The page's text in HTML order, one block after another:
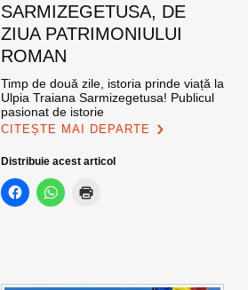
SARMIZEGETUSA, DE
ZIUA PATRIMONIULUI
ROMAN
Timp de două zile, istoria prinde viață la
Ulpia Traiana Sarmizegetusa! Publicul
pasionat de istorie
CITEȘTE MAI DEPARTE
Distribuie acest articol